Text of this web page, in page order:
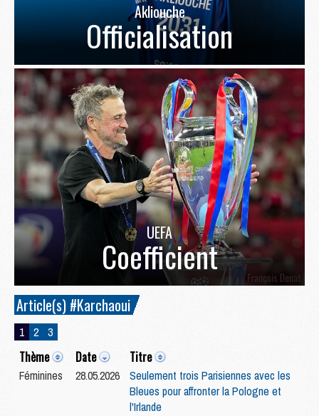
Akliouche
Officialisation
UEFA
Coefficient
Article(s) #Karchaoui
1 2 3
Thème Date Titre
Féminines 28.05.2026
Seulement trois Parisiennes avec les
Bleues pour affronter la Pologne et
l'Irlande